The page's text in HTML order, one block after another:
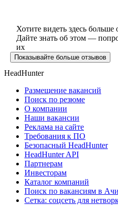
Хотите видеть здесь больше
Дайте знать об этом —
их
Показывайте больше отзывов
HeadHunter
Размещение вакансий
Поиск по резюме
О компании
Наши вакансии
Реклама на сайте
Требования к ПО
Безопасный HeadHunter
HeadHunter API
Партнерам
Инвесторам
Каталог компаний
Поиск по вакансиям в
Сетка: соцсеть для